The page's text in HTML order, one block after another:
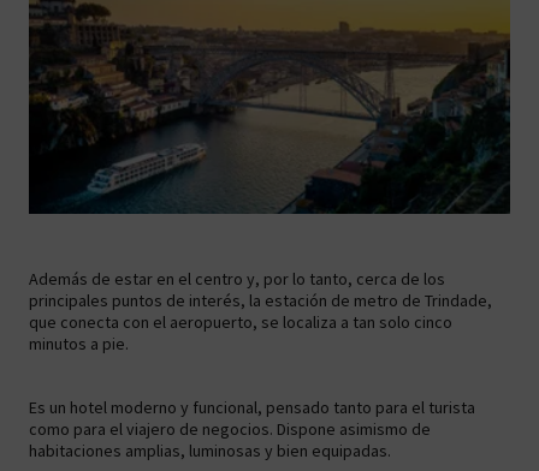
Además de estar en el centro y, por lo tanto, cerca de los
principales puntos de interés, la estación de metro de Trindade,
que conecta con el aeropuerto, se localiza a tan solo cinco
minutos a pie.
Es un hotel moderno y funcional, pensado tanto para el turista
como para el viajero de negocios. Dispone asimismo de
habitaciones amplias, luminosas y bien equipadas.